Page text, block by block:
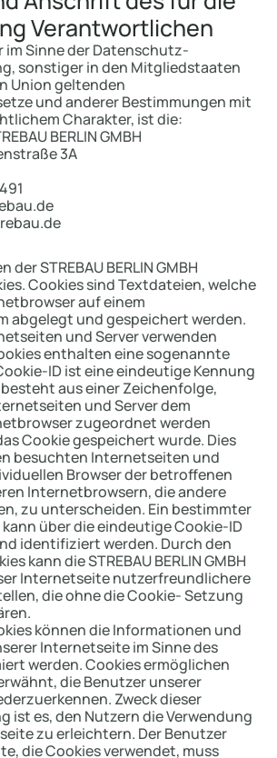
Verantwortlichen
Sinne der Datenschutz-
sonstiger in den Mitgliedstaaten
Union geltenden
und anderer Bestimmungen mit
Charakter, ist die:
BERLIN GMBH
3A
STREBAU BERLIN GMBH
Cookies sind Textdateien, welche
auf einem
abgelegt und gespeichert werden.
und Server verwenden
enthalten eine sogenannte
ID ist eine eindeutige Kennung
aus einer Zeichenfolge,
und Server dem
zugeordnet werden
Cookie gespeichert wurde. Dies
besuchten Internetseiten und
Browser der betroffenen
Internetbrowsern, die andere
zu unterscheiden. Ein bestimmter
über die eindeutige Cookie-ID
identifiziert werden. Durch den
kann die STREBAU BERLIN GMBH
Internetseite nutzerfreundlichere
die ohne die Cookie- Setzung
können die Informationen und
Internetseite im Sinne des
werden. Cookies ermöglichen
die Benutzer unserer
Zweck dieser
ist es, den Nutzern die Verwendung
zu erleichtern. Der Benutzer
die Cookies verwendet, muss